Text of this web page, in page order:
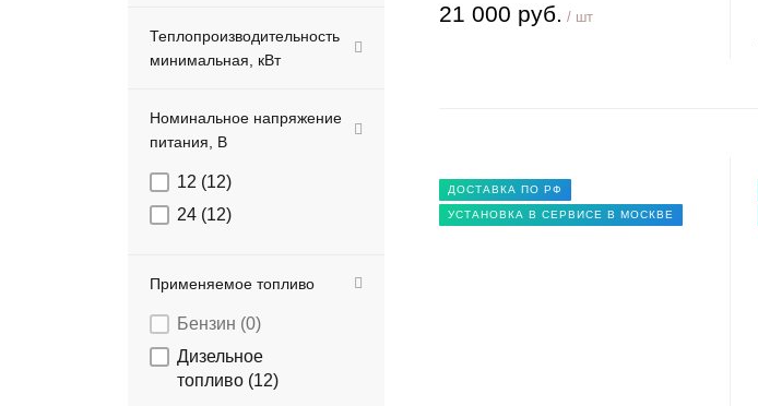
Теплопроизводительность
минимальная, кВт
Номинальное напряжение
питания, В
12 (12)
24 (12)
Применяемое топливо
Бензин (0)
Дизельное
топливо (12)
21 000 руб. / шт
ДОСТАВКА ПО РФ
УСТАНОВКА В СЕРВИСЕ В МОСКВЕ